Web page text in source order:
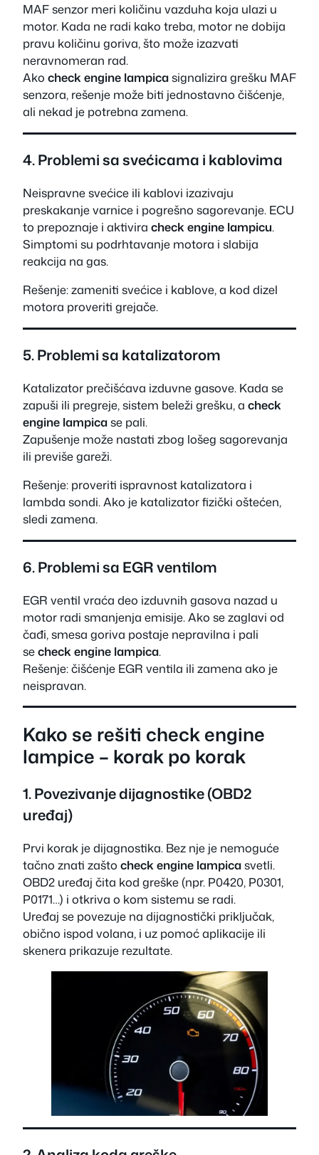
MAF senzor meri količinu vazduha koja ulazi u
motor. Kada ne radi kako treba, motor ne dobija
pravu količinu goriva, što može izazvati
neravnomeran rad.
Ako check engine lampicasignalizira grešku MAF
senzora, rešenje može biti jednostavno čišćenje,
ali nekad je potrebna zamena.
4. Problemi sa svećicama i kablovima
Neispravne svećice ili kablovi izazivaju
preskakanje varnice i pogrešno sagorevanje. ECU
to prepoznaje i aktivira check engine lampicu.
Simptomi su podrhtavanje motora i slabija
reakcija na gas.
Rešenje: zameniti svećice i kablove, a kod dizel
motora proveriti grejače.
5. Problemi sa katalizatorom
Katalizator prečišćava izduvne gasove. Kada se
zapuši ili pregreje, sistem beleži grešku, a check
engine lampicase pali.
Zapušenje može nastati zbog lošeg sagorevanja
ili previše gareži.
Rešenje: proveriti ispravnost katalizatora i
lambda sondi. Ako je katalizator fizički oštećen,
sledi zamena.
6. Problemi sa EGR ventilom
EGR ventil vraća deo izduvnih gasova nazad u
motor radi smanjenja emisije. Ako se zaglavi od
čađi, smesa goriva postaje nepravilna i pali
secheck engine lampica.
Rešenje: čišćenje EGR ventila ili zamena ako je
neispravan.
Kako se rešiti check engine
lampice – korak po korak
1. Povezivanje dijagnostike (OBD2
uređaj)
Prvi korak je dijagnostika. Bez nje je nemoguće
tačno znati zašto check engine lampicasvetli.
OBD2 uređaj čita kod greške (npr. P0420, P0301,
P0171…) i otkriva o kom sistemu se radi.
Uređaj se povezuje na dijagnostički priključak,
obično ispod volana, i uz pomoć aplikacije ili
skenera prikazuje rezultate.